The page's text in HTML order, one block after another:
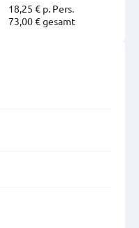
18,25 € p. Pers.
73,00 € gesamt